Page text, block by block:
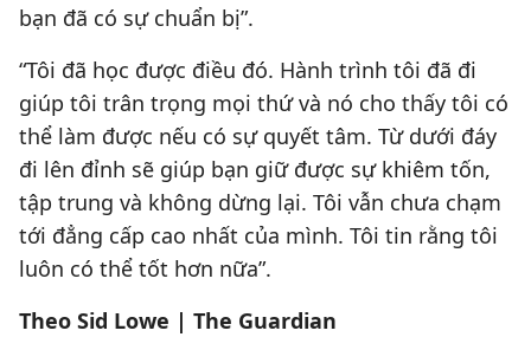
bạn đã có sự chuẩn bị”.
“Tôi đã học được điều đó. Hành trình tôi đã đi
giúp tôi trân trọng mọi thứ và nó cho thấy tôi có
thể làm được nếu có sự quyết tâm. Từ dưới đáy
đi lên đỉnh sẽ giúp bạn giữ được sự khiêm tốn,
tập trung và không dừng lại. Tôi vẫn chưa chạm
tới đẳng cấp cao nhất của mình. Tôi tin rằng tôi
luôn có thể tốt hơn nữa”.
Theo Sid Lowe | The Guardian